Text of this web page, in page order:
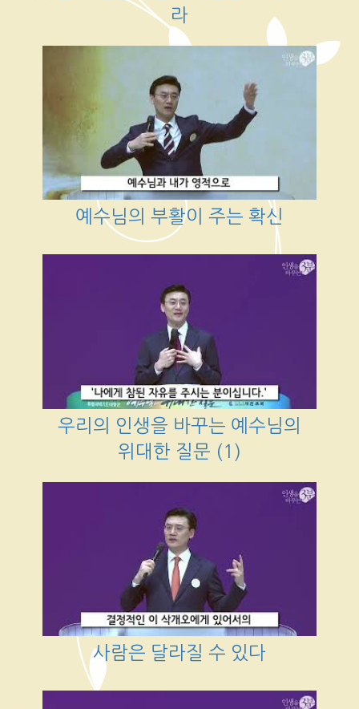
라
예수님의 부활이 주는 확신
우리의 인생을 바꾸는 예수님의
위대한 질문 (1)
사람은 달라질 수 있다